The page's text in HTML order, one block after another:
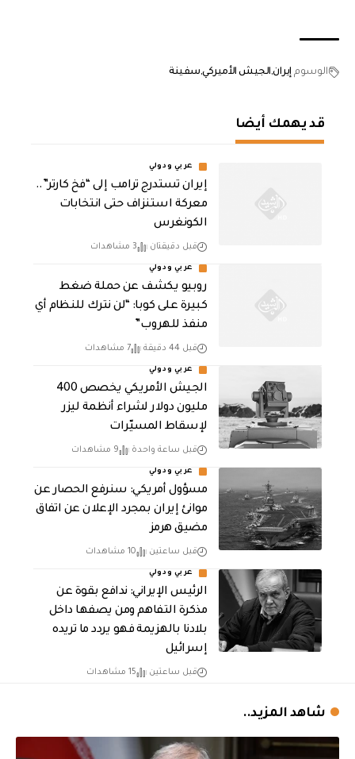
الوسوم إيران الجيش الأميركي سفينة
قد يهمك أيضا
عربي ودولي
إيران تستدرج ترامب إلى “فخ كارتر”..
معركة استنزاف حتى انتخابات
الكونغرس
قبل دقيقتان 3 مشاهدات
عربي ودولي
روبيو يكشف عن حملة ضغط
كبيرة على كوبا: “لن نترك للنظام أي
منفذ للهروب”
قبل 44 دقيقة 7 مشاهدات
عربي ودولي
الجيش الأمريكي يخصص 400
مليون دولار لشراء أنظمة ليزر
لإسقاط المسيّرات
قبل ساعة واحدة 9 مشاهدات
عربي ودولي
مسؤول أمريكي: سنرفع الحصار عن
موانئ إيران بمجرد الإعلان عن اتفاق
مضيق هرمز
قبل ساعتين 10 مشاهدات
عربي ودولي
الرئيس الإيراني: ندافع بقوة عن
مذكرة التفاهم ومن يصفها داخل
بلادنا بالهزيمة فهو يردد ما تريده
إسرائيل
قبل ساعتين 15 مشاهدات
شاهد المزيد..